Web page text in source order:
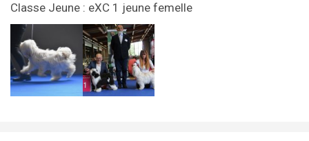
Classe Jeune : eXC 1 jeune femelle